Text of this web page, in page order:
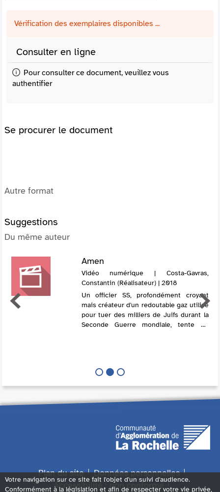
Vérification des exemplaires disponibles ...
Consulter en ligne
Pour consulter ce document, veuillez vous
authentifier
Se procurer le document
Autre format
Suggestions
Du même auteur
Amen
Vidéo numérique | Costa-Gavras,
Constantin (Réalisateur) | 2018
Un officier SS, profondément croyant
mais créateur d'un redoutable gaz utilisé
pour tuer des milliers de Juifs durant la
Seconde Guerre mondiale, tente de
Plan du site
Données personnelles
Accessibilité : non conforme
Votre navigation sur ce site fait l'objet d'un suivi d'audience.
Conformément à la législation et afin de respecter votre vie privée,